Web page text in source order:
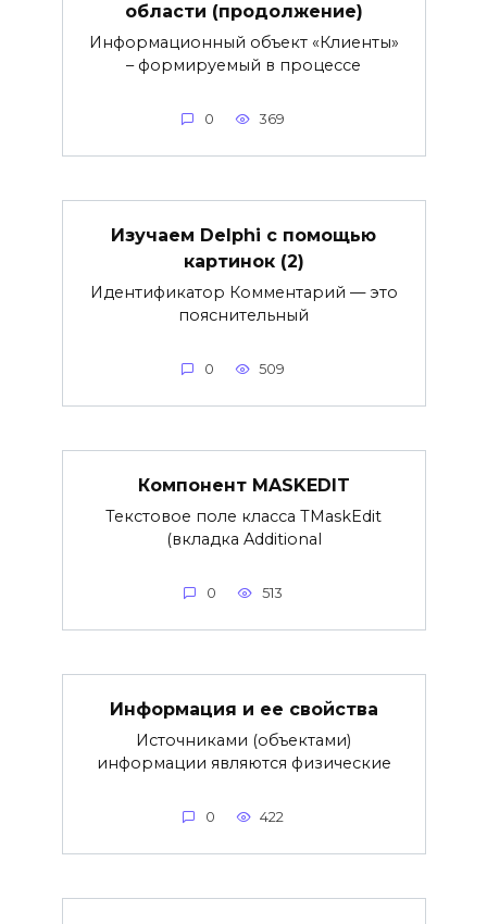
области (продолжение)
Информационный объект «Клиенты»
– формируемый в процессе
0 369
Изучаем Delphi с помощью
картинок (2)
Идентификатор Комментарий — это
пояснительный
0 509
Компонент MASKEDIT
Текстовое поле класса TMaskEdit
(вкладка Additional
0 513
Информация и ее свойства
Источниками (объектами)
информации являются физические
0 422